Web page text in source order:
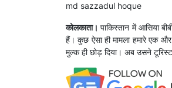
md sazzadul hoque
कोलकाता। पाकिस्तान में आसिया
हैं। कुछ ऐसा ही मामला हमारे एक
मुल्क ही छोड़ दिया। अब उसने